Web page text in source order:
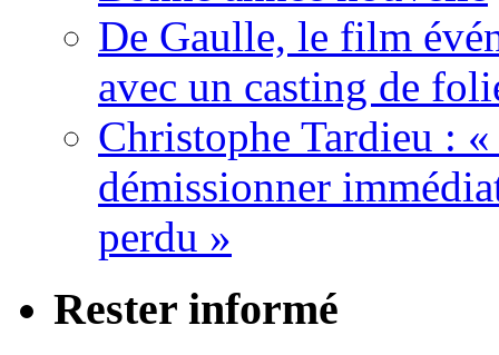
De Gaulle, le film
avec un casting de
Christophe Tardieu : «
démissionner
perdu »
Rester informé